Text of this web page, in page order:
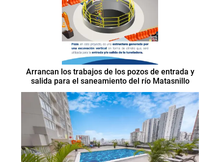
Arrancan los trabajos de los pozos de entrada y
salida para el saneamiento del río Matasnillo